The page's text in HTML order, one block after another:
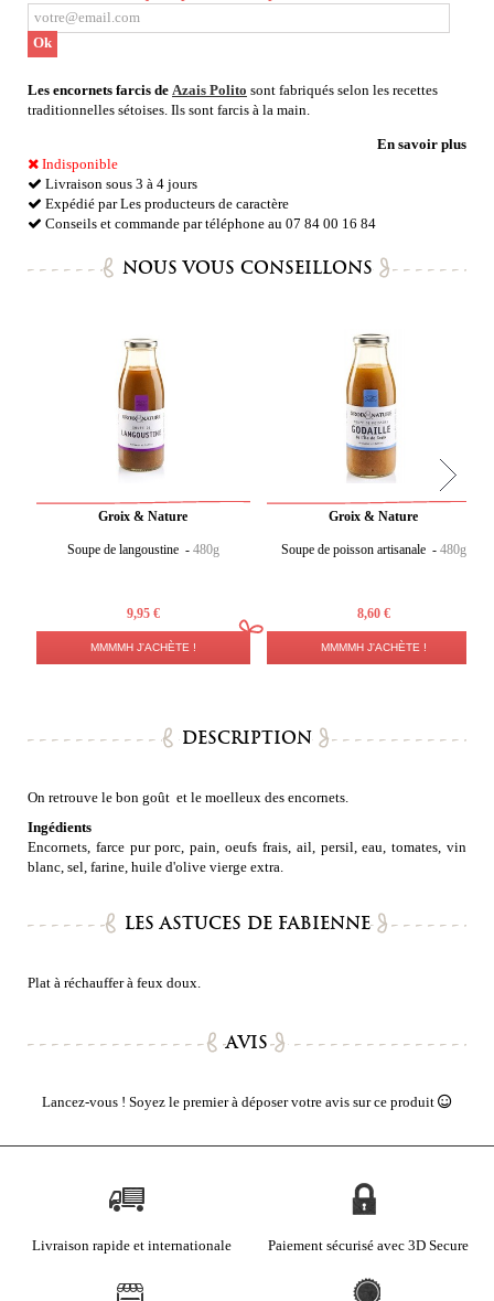
Ok
Les encornets farcis de Azais Polito sont fabriqués selon les recettes
traditionnelles sétoises. Ils sont farcis à la main.
En savoir plus
Indisponible
Livraison sous 3 à 4 jours
Expédié par Les producteurs de caractère
Conseils et commande par téléphone au 07 84 00 16 84
NOUS VOUS CONSEILLONS
Groix & Nature
Soupe de langoustine - 480g
9,95 €
MMMMH J'ACHÈTE !
Groix & Nature
Soupe de poisson artisanale - 480g
8,60 €
MMMMH J'ACHÈTE !
DESCRIPTION
On retrouve le bon goût et le moelleux des encornets.
Ingédients
Encornets, farce pur porc, pain, oeufs frais, ail, persil, eau, tomates, vin
blanc, sel, farine, huile d'olive vierge extra.
LES ASTUCES DE FABIENNE
Plat à réchauffer à feux doux.
AVIS
Lancez-vous ! Soyez le premier à déposer votre avis sur ce produit
Livraison rapide et internationale Paiement sécurisé avec 3D Secure